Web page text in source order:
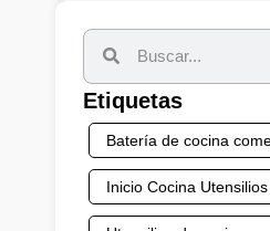
Etiquetas
Batería de cocina
Inicio Cocina